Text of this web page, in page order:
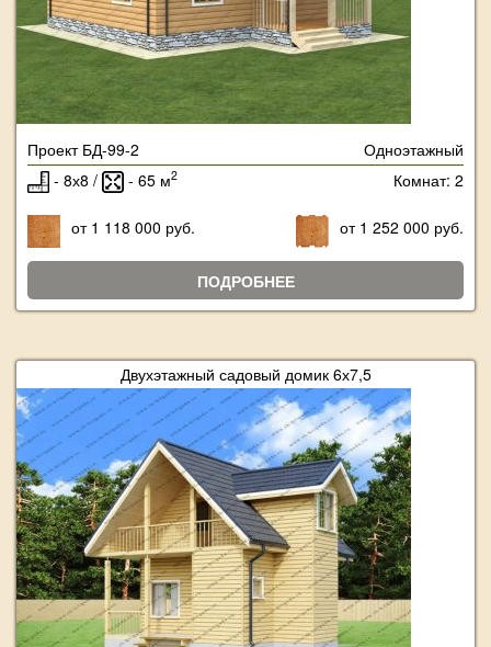
Проект БД-99-2
Одноэтажный
- 8х8 /
- 65 м2 Комнат: 2
от 1 118 000 руб. от 1 252 000 руб.
ПОДРОБНЕЕ
Двухэтажный садовый домик 6х7,5